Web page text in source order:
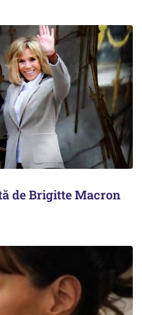
de Brigitte Macron